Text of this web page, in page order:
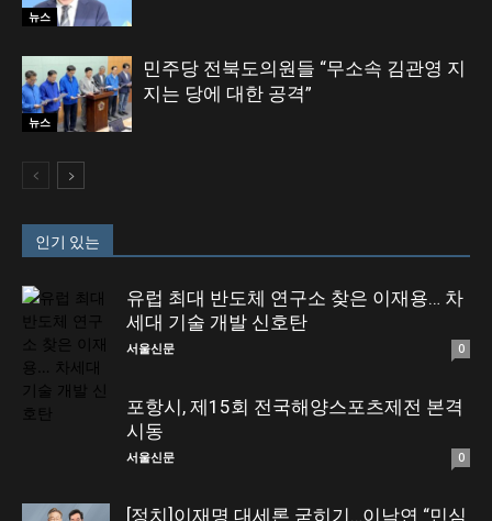
뉴스
뉴스
민주당 전북도의원들 “무소속 김관영 지
지는 당에 대한 공격”
인기 있는
유럽 최대 반도체 연구소 찾은 이재용… 차
세대 기술 개발 신호탄
서울신문 0
포항시, 제15회 전국해양스포츠제전 본격
시동
서울신문 0
[정치]이재명 대세론 굳히기…이낙연 “민심